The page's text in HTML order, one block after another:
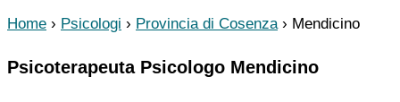
Home › Psicologi › Provincia di Cosenza › Mendicino
Psicoterapeuta Psicologo Mendicino